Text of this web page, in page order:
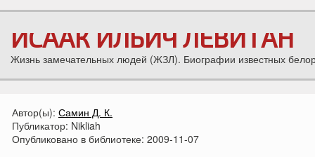
ИСААК ИЛЬИЧ ЛЕВИТАН
Жизнь замечательных людей (ЖЗЛ). Биографии известных
Автор(ы): Самин Д. К.
Публикатор: Nikliah
Опубликовано в библиотеке: 2009-11-07